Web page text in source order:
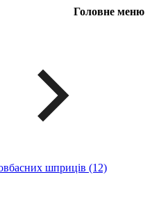
Головне меню
шприців (12)